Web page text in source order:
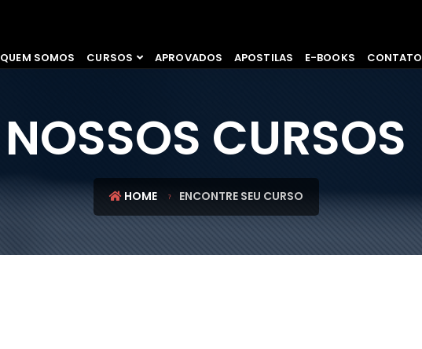
QUEM SOMOS CURSOS APROVADOS APOSTILAS E-BOOKS CONTATO
NOSSOS CURSOS
HOME ENCONTRE SEU CURSO